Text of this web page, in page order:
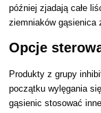
później zjadają całe
ziemniaków gąsienica
Opcje
Produkty z grupy
początku wylęgania
gąsienic stosować